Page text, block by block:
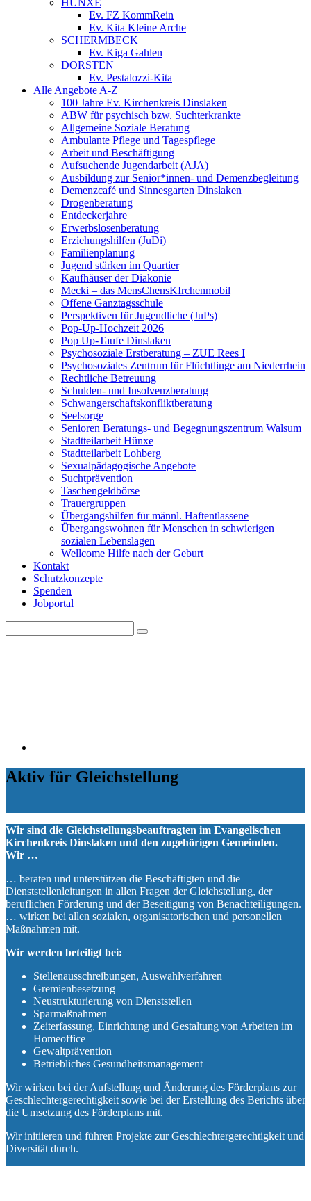
HÜNXE
Ev. FZ KommRein
Ev. Kita Kleine Arche
SCHERMBECK
Ev. Kiga Gahlen
DORSTEN
Ev. Pestalozzi-Kita
Alle Angebote A-Z
100 Jahre Ev. Kirchenkreis Dinslaken
ABW für psychisch bzw. Suchterkrankte
Allgemeine Soziale Beratung
Ambulante Pflege und Tagespflege
Arbeit und Beschäftigung
Aufsuchende Jugendarbeit (AJA)
Ausbildung zur Senior*innen- und Demenzbegleitung
Demenzcafé und Sinnesgarten Dinslaken
Drogenberatung
Entdeckerjahre
Erwerbslosenberatung
Erziehungshilfen (JuDi)
Familienplanung
Jugend stärken im Quartier
Kaufhäuser der Diakonie
Mecki – das MensChensKIrchenmobil
Offene Ganztagsschule
Perspektiven für Jugendliche (JuPs)
Pop-Up-Hochzeit 2026
Pop Up-Taufe Dinslaken
Psychosoziale Erstberatung – ZUE Rees I
Psychosoziales Zentrum für Flüchtlinge am Niederrhein
Rechtliche Betreuung
Schulden- und Insolvenzberatung
Schwangerschaftskonfliktberatung
Seelsorge
Senioren Beratungs- und Begegnungszentrum Walsum
Stadtteilarbeit Hünxe
Stadtteilarbeit Lohberg
Sexualpädagogische Angebote
Suchtprävention
Taschengeldbörse
Trauergruppen
Übergangshilfen für männl. Haftentlassene
Übergangswohnen für Menschen in schwierigen
sozialen Lebenslagen
Wellcome Hilfe nach der Geburt
Kontakt
Schutzkonzepte
Spenden
Jobportal
for:
Search
Aktiv für Gleichstellung
Wir sind die Gleichstellungsbeauftragten im Evangelischen
Kirchenkreis Dinslaken und den zugehörigen Gemeinden.
Wir …
… beraten und unterstützen die Beschäftigten und die
Dienststellenleitungen in allen Fragen der Gleichstellung, der
beruflichen Förderung und der Beseitigung von Benachteiligungen.
… wirken bei allen sozialen, organisatorischen und personellen
Maßnahmen mit.
Wir werden beteiligt bei:
Stellenausschreibungen, Auswahlverfahren
Gremienbesetzung
Neustrukturierung von Dienststellen
Sparmaßnahmen
Zeiterfassung, Einrichtung und Gestaltung von Arbeiten im
Homeoffice
Gewaltprävention
Betriebliches Gesundheitsmanagement
Wir wirken bei der Aufstellung und Änderung des Förderplans zur
Geschlechtergerechtigkeit sowie bei der Erstellung des Berichts über
die Umsetzung des Förderplans mit.
Wir initiieren und führen Projekte zur Geschlechtergerechtigkeit und
Diversität durch.